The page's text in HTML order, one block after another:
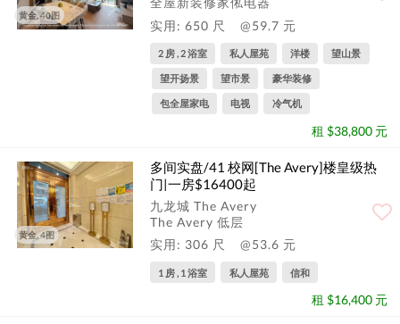
黄金, 40图
实用: 650 尺
@59.7 元
2 房 , 2 浴室 私人屋苑 洋楼 望山景
望开扬景 望市景 豪华装修
包全屋家电 电视 冷气机
租 $38,800 元
黄金, 4图
多间实盘/41 校网[The Avery]楼皇级热
门|一房$16400起
九龙城 The Avery
The Avery 低层
实用: 306 尺
@53.6 元
1 房 , 1 浴室 私人屋苑 信和
租 $16,400 元